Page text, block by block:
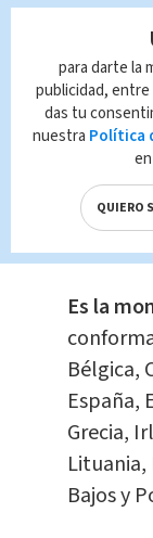
¿Qué
Es la
Bélgica,
España,
Grecia,
Bajos y
para darte la
publicidad, entre
das tu
nuestra Política
QUIERO